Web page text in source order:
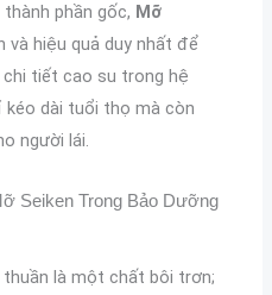
phần gốc, Mỡ
và hiệu quả duy nhất để
tiết cao su trong hệ
kéo dài tuổi thọ mà còn
người lái.
Seiken Trong Bảo Dưỡng
là một chất bôi trơn;